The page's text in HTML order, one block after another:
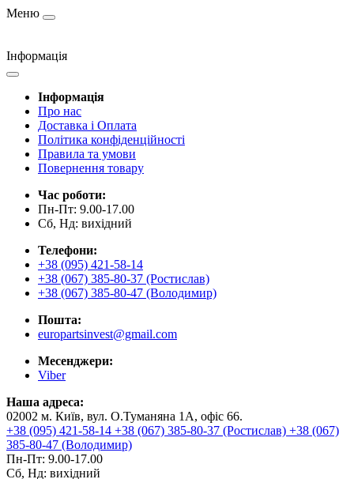
Меню
Інформація
Інформація
Про нас
Доставка і Оплата
Політика конфіденційності
Правила та умови
Повернення товару
Час роботи:
Пн-Пт: 9.00-17.00
Сб, Нд: вихідний
Телефони:
+38 (095) 421-58-14
+38 (067) 385-80-37 (Ростислав)
+38 (067) 385-80-47 (Володимир)
Пошта:
europartsinvest@gmail.com
Месенджери:
Viber
Наша адреса:
02002 м. Київ, вул. О.Туманяна 1А, офіс 66.
+38 (095) 421-58-14 +38 (067) 385-80-37 (Ростислав) +38 (067)
385-80-47 (Володимир)
Пн-Пт: 9.00-17.00
Сб, Нд: вихідний